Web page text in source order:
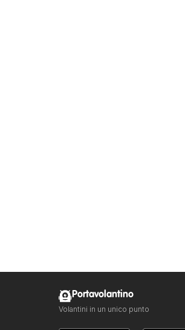
Portavolantino
Volantini in un unico punto